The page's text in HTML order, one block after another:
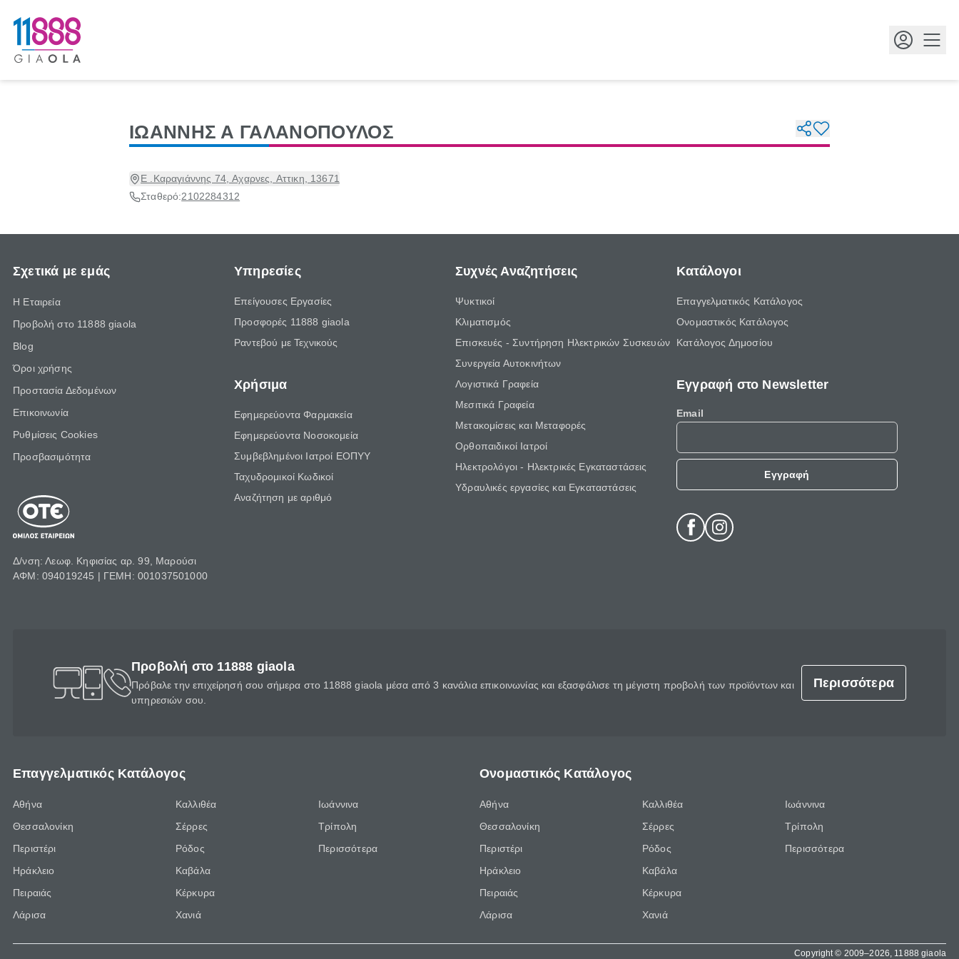
ΙΩΑΝΝΗΣ Α ΓΑΛΑΝΟΠΟΥΛΟΣ
Ε .Καραγιάννης 74, Αχαρνες, Αττικη, 13671
Σταθερό:2102284312
Σχετικά με εμάς
Η Εταιρεία
Προβολή στο 11888 giaola
Blog
Όροι χρήσης
Προστασία Δεδομένων
Επικοινωνία
Ρυθμίσεις Cookies
Προσβασιμότητα
Δ/νση: Λεωφ. Κηφισίας αρ. 99, Μαρούσι
ΑΦΜ: 094019245 | ΓΕΜΗ: 001037501000
Υπηρεσίες
Επείγουσες Εργασίες
Προσφορές 11888 giaola
Ραντεβού με Τεχνικούς
Χρήσιμα
Εφημερεύοντα Φαρμακεία
Εφημερεύοντα Νοσοκομεία
Συμβεβλημένοι Ιατροί ΕΟΠΥΥ
Ταχυδρομικοί Κωδικοί
Αναζήτηση με αριθμό
Συχνές Αναζητήσεις
Ψυκτικοί
Κλιματισμός
Επισκευές - Συντήρηση Ηλεκτρικών Συσκευών
Συνεργεία Αυτοκινήτων
Λογιστικά Γραφεία
Μεσιτικά Γραφεία
Μετακομίσεις και Μεταφορές
Ορθοπαιδικοί Ιατροί
Ηλεκτρολόγοι - Ηλεκτρικές Εγκαταστάσεις
Υδραυλικές εργασίες και Εγκαταστάσεις
Κατάλογοι
Επαγγελματικός Κατάλογος
Ονομαστικός Κατάλογος
Κατάλογος Δημοσίου
Εγγραφή στο Newsletter
Email
Εγγραφή
Προβολή στο 11888 giaola
Πρόβαλε την επιχείρησή σου σήμερα στο 11888 giaola μέσα από 3 κανάλια επικοινωνίας και εξασφάλισε τη μέγιστη προβολή των προϊόντων και
υπηρεσιών σου.
Περισσότερα
Επαγγελματικός Κατάλογος
Αθήνα
Θεσσαλονίκη
Περιστέρι
Ηράκλειο
Πειραιάς
Λάρισα
Καλλιθέα
Σέρρες
Ρόδος
Καβάλα
Κέρκυρα
Χανιά
Ιωάννινα
Τρίπολη
Περισσότερα
Ονομαστικός Κατάλογος
Αθήνα
Θεσσαλονίκη
Περιστέρι
Ηράκλειο
Πειραιάς
Λάρισα
Καλλιθέα
Σέρρες
Ρόδος
Καβάλα
Κέρκυρα
Χανιά
Ιωάννινα
Τρίπολη
Περισσότερα
Copyright © 2009–2026, 11888 giaola